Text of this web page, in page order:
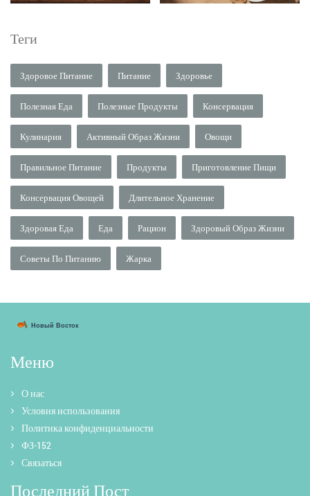
Теги
Здоровое Питание Питание Здоровье
Полезная Еда Полезные Продукты Консервация
Кулинария Активный Образ Жизни Овощи
Правильное Питание Продукты Приготовление Пищи
Консервация Овощей Длительное Хранение
Здоровая Еда Еда Рацион Здоровый Образ Жизни
Советы По Питанию Жарка
Меню
О нас
Условия использования
Политика конфиденциальности
ФЗ-152
Связаться
Последний Пост